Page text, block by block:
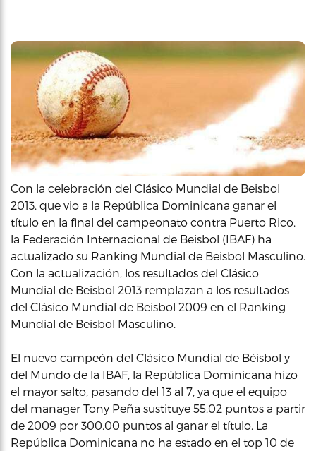
Con la celebración del Clásico Mundial de Beisbol
2013, que vio a la República Dominicana ganar el
título en la final del campeonato contra Puerto Rico,
la Federación Internacional de Beisbol (IBAF) ha
actualizado su Ranking Mundial de Beisbol Masculino.
Con la actualización, los resultados del Clásico
Mundial de Beisbol 2013 remplazan a los resultados
del Clásico Mundial de Beisbol 2009 en el Ranking
Mundial de Beisbol Masculino.
El nuevo campeón del Clásico Mundial de Béisbol y
del Mundo de la IBAF, la República Dominicana hizo
el mayor salto, pasando del 13 al 7, ya que el equipo
del manager Tony Peña sustituye 55.02 puntos a partir
de 2009 por 300.00 puntos al ganar el título. La
República Dominicana no ha estado en el top 10 de